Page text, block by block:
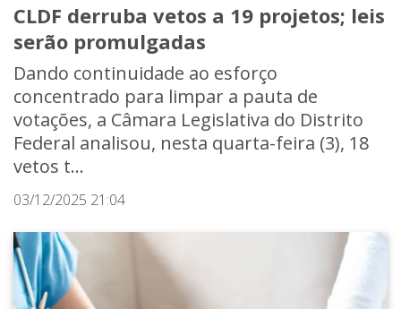
CLDF derruba vetos a 19 projetos; leis
serão promulgadas
Dando continuidade ao esforço
concentrado para limpar a pauta de
votações, a Câmara Legislativa do Distrito
Federal analisou, nesta quarta-feira (3), 18
vetos t...
03/12/2025 21:04